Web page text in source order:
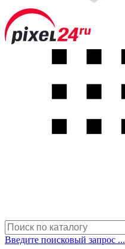
Введите поисковый запрос ...